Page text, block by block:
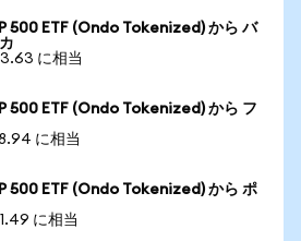
500 ETF (Ondo Tokenized) から バ
に相当
500 ETF (Ondo Tokenized) から フ
に相当
500 ETF (Ondo Tokenized) から ポ
に相当